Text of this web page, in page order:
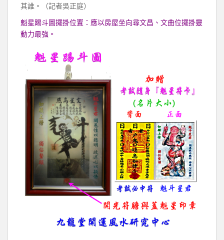
其誰。（記者吳正庭）
魁星踢斗圖擺掛位置：應以房屋坐向尋文昌、文曲位擺掛靈
動力最強。